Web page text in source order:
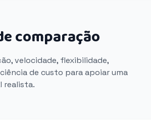
comparação
velocidade, flexibilidade,
de custo para apoiar uma
realista.